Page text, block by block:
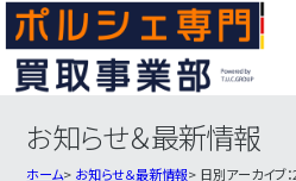
3ステップのカンタン査定
お知らせ＆最新情報
ホーム お知らせ＆最新情報 日別アーカイブ